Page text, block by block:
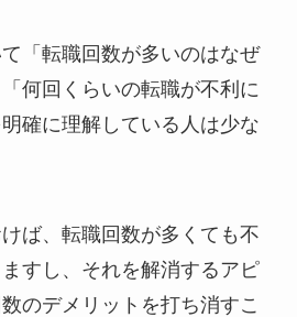
「転職回数が多いのはなぜ
何回くらいの転職が不利に
確に理解している人は少な
ば、転職回数が多くても不
すし、それを解消するアピ
のデメリットを打ち消すこ